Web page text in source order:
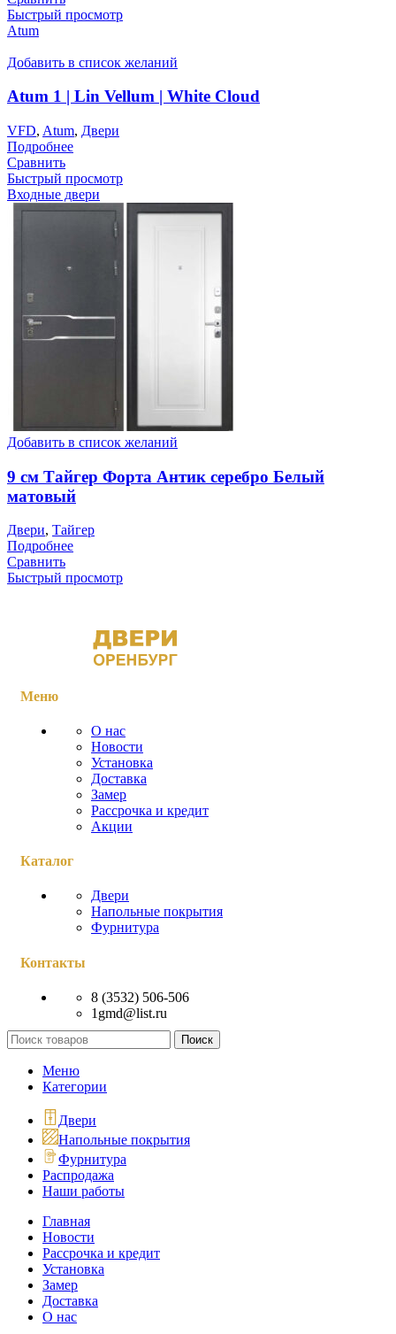
Быстрый просмотр
Atum
Добавить в список желаний
Atum 1 | Lin Vellum | White Cloud
VFD, Atum, Двери
Подробнее
Сравнить
Быстрый просмотр
Входные двери
Добавить в список желаний
9 см Тайгер Форта Антик серебро Белый
матовый
Двери, Тайгер
Подробнее
Сравнить
Быстрый просмотр
Меню
О нас
Новости
Установка
Доставка
Замер
Рассрочка и кредит
Акции
Каталог
Двери
Напольные покрытия
Фурнитура
Контакты
8 (3532) 506-506
1gmd@list.ru
Поиск
Меню
Категории
Двери
Напольные покрытия
Фурнитура
Распродажа
Наши работы
Главная
Новости
Рассрочка и кредит
Установка
Замер
Доставка
О нас